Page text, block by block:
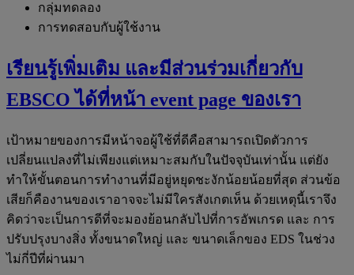
กลุ่มทดลอง
การทดสอบกับผู้ใช้งาน
เรียนรู้เพิ่มเติม และมีส่วนร่วมเกี่ยวกับ
EBSCO ได้ที่หน้า event page ของเรา
เป้าหมายของการมีหน้าจอผู้ใช้ที่ดีคือสามารถเปิดตัวการ
เปลี่ยนแปลงที่ไม่เพียงแต่เหมาะสมกับในปัจจุบันเท่านั้น แต่ยัง
ทำให้ขั้นตอนการทำงานที่มีอยู่หยุดชะงักน้อยน้อยที่สุด ส่วนข้อ
เสียก็คืองานของเราอาจจะไม่มีใครสังเกตเห็น ด้วยเหตุนี้เราจึง
คิดว่าจะเป็นการดีที่จะมองย้อนกลับไปที่การอัพเกรด และ การ
ปรับปรุงบางสิ่ง ทั้งขนาดใหญ่ และ ขนาดเล็กของ EDS ในช่วง
ไม่กี่ปีที่ผ่านมา